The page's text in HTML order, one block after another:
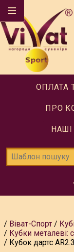
ОПЛАТА
ПРО
Віват-Спорт
Кубки металеві:
Кубок дартс